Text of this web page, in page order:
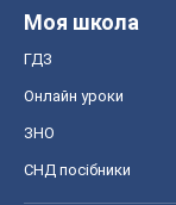
Моя школа
ГДЗ
Онлайн уроки
ЗНО
СНД посібники